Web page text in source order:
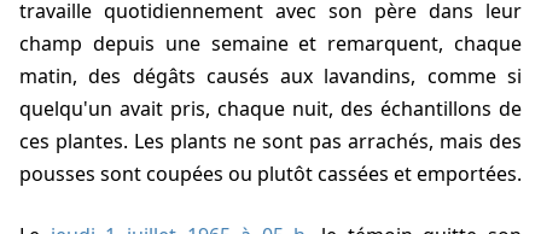
travaille quotidiennement avec son père dans leur
champ depuis une semaine et remarquent, chaque
matin, des dégâts causés aux lavandins, comme si
quelqu'un avait pris, chaque nuit, des échantillons de
ces plantes. Les plants ne sont pas arrachés, mais des
pousses sont coupées ou plutôt cassées et emportées.